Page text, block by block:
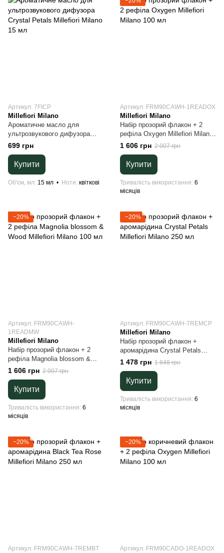
Артикул: 7FICP
Millefiori Milano
Ароматичне масло для
ультрозвукового дифузора
Crystal Petals Millefiori Milano
699 грн
Купити
Об'єм, мл 15 мл Ноти квіткові
Артикул: FRM90CAWH-1READOX
Millefiori Milano
Набір прозорий флакон + 2
рефіла Oxygen Millefiori Milano
100 мл
1 606 грн 2 007 грн
Купити
Тривалість використання 6
місяців
−20%
Артикул: FRM90CAWH-
1READMW
Millefiori Milano
Набір прозорий флакон + 2
рефіла Magnolia blossom &
Wood Millefiori Milano 100 мл
1 606 грн 2 007 грн
Купити
Тривалість використання 6
місяців
−20%
Артикул: FRM90CAWH-7REMCP
Millefiori Milano
Набір прозорий флакон +
аромарідина Crystal Petals
Millefiori Milano 250 мл
1 478 грн 1 848 грн
Купити
Тривалість використання 6
місяців
−20%
Артикул: FRM90CAWH-7REMBT
−20%
Артикул: FRM90CADO-1READOX